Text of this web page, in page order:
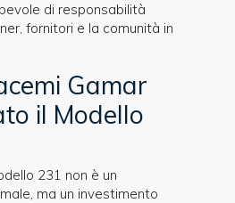
di responsabilità
fornitori e la comunità in
Gamar
il Modello
231 non è un
ma un investimento